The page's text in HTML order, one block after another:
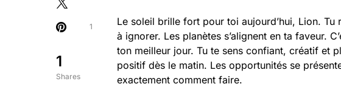
1
Shares
1 Le soleil brille fort pour toi aujourd’hui, Lion. Tu
à ignorer. Les planètes s’alignent en ta faveur.
ton meilleur jour. Tu te sens confiant, créatif et
positif dès le matin. Les opportunités se
exactement comment faire.